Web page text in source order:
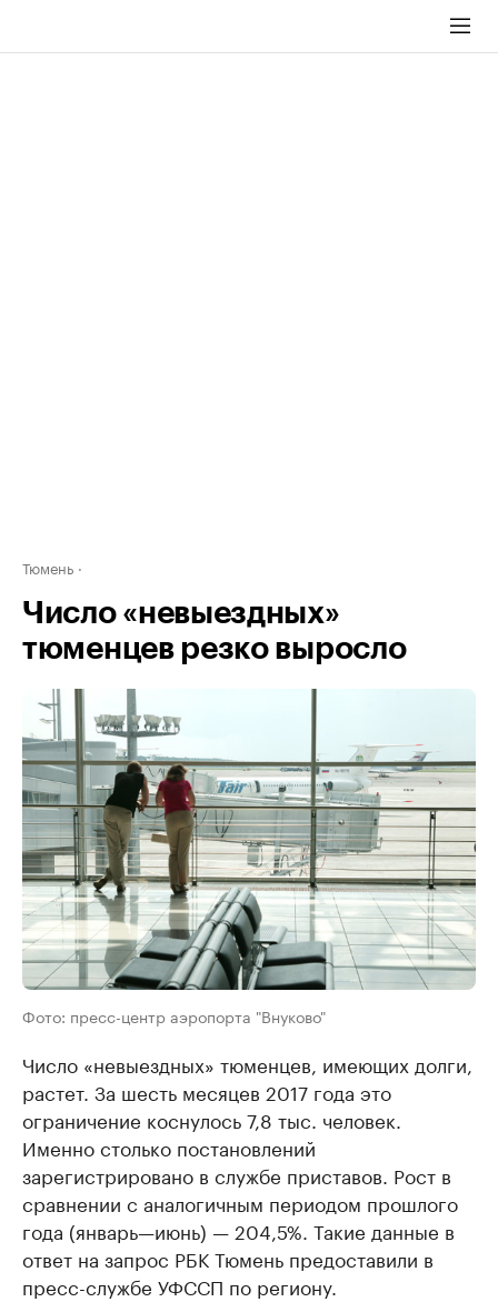
Тюмень
Число «невыездных»
тюменцев резко выросло
Фото: пресс-центр аэропорта "Внуково"
Число «невыездных» тюменцев, имеющих долги,
растет. За шесть месяцев 2017 года это
ограничение коснулось 7,8 тыс. человек.
Именно столько постановлений
зарегистрировано в службе приставов. Рост в
сравнении с аналогичным периодом прошлого
года (январь—июнь) — 204,5%. Такие данные в
ответ на запрос РБК Тюмень предоставили в
пресс-службе УФССП по региону.